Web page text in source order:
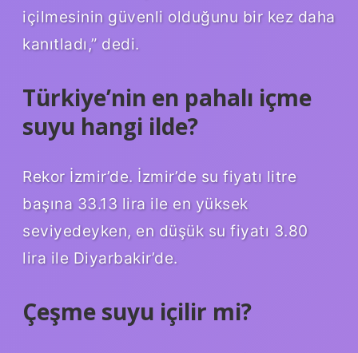
içilmesinin güvenli olduğunu bir kez daha
kanıtladı,” dedi.
Türkiye’nin en pahalı içme
suyu hangi ilde?
Rekor İzmir’de. İzmir’de su fiyatı litre
başına 33.13 lira ile en yüksek
seviyedeyken, en düşük su fiyatı 3.80
lira ile Diyarbakir’de.
Çeşme suyu içilir mi?